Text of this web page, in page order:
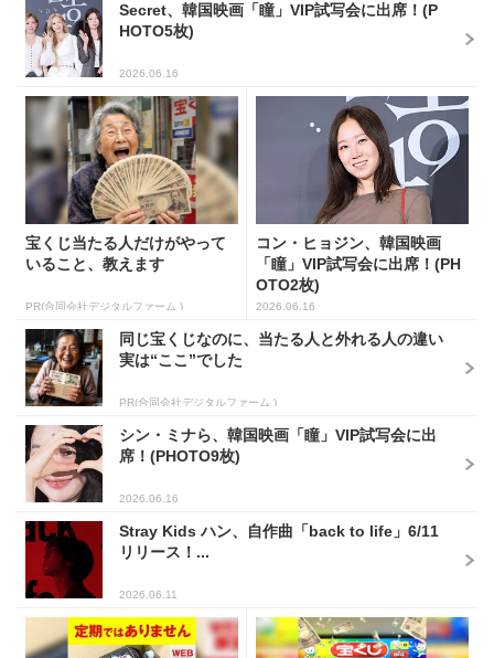
Secret、韓国映画「瞳」VIP試写会に出席！(P
HOTO5枚)
2026.06.16
宝くじ当たる人だけがやって
いること、教えます
PR(合同会社デジタルファーム )
コン・ヒョジン、韓国映画
「瞳」VIP試写会に出席！(PH
OTO2枚)
2026.06.16
同じ宝くじなのに、当たる人と外れる人の違い
実は“ここ”でした
PR(合同会社デジタルファーム )
シン・ミナら、韓国映画「瞳」VIP試写会に出
席！(PHOTO9枚)
2026.06.16
Stray Kids ハン、自作曲「back to life」6/11
リリース！...
2026.06.11